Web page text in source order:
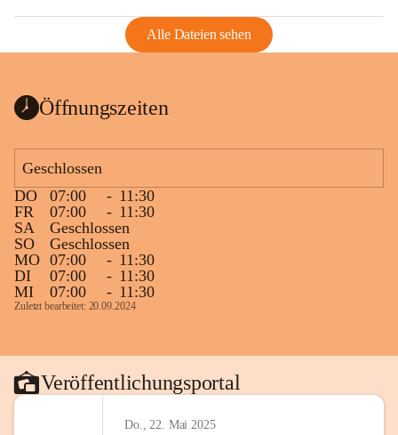
Alle Dateien sehen
Öffnungszeiten
Geschlossen
DO
07:00 - 11:30
FR
07:00 - 11:30
SA
Geschlossen
SO
Geschlossen
MO 07:00 - 11:30
DI
07:00 - 11:30
MI
07:00 - 11:30
Zuletzt bearbeitet: 20.09.2024
Veröffentlichungsportal
Do., 22. Mai 2025